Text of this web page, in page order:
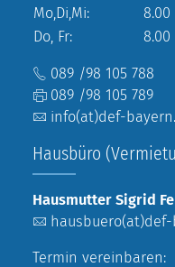
Mo,Di,Mi:
Do, Fr:
089 /98 105 788
089 /98 105 789
info(at)def-
Hausbüro
Hausmutter Sigrid
Termin vereinbaren: